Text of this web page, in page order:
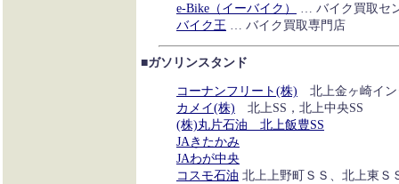
e-Bike（イーバイク）
… バイク買取セ
バイク王 … バイク買取専門店
■ガソリンスタンド
コーナンフリート(株) 北上金ヶ崎イン
カメイ(株) 北上SS，北上中央SS
(株)丸片石油 北上飯豊SS
JAきたかみ
JAわが中央
コスモ石油 北上上野町ＳＳ、北上東Ｓ